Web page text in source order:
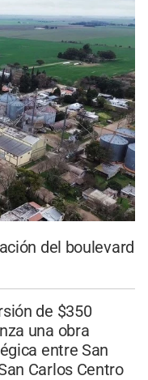
del boulevard
de $350
una obra
entre San
Carlos Centro